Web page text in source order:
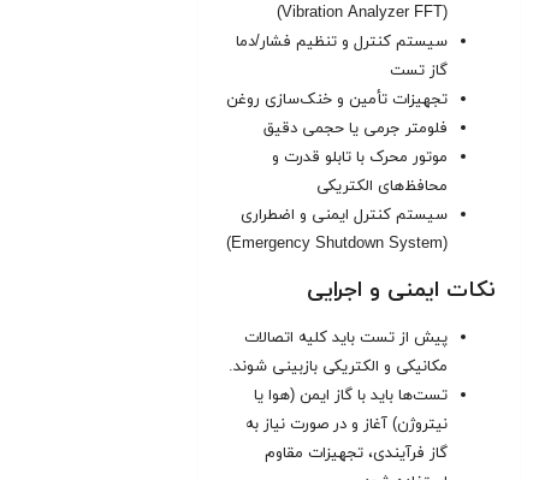
(Vibration Analyzer FFT)
سیستم کنترل و تنظیم فشار/دما
گاز تست
تجهیزات تأمین و خنک‌سازی روغن
فلومتر جرمی یا حجمی دقیق
موتور محرک با تابلو قدرت و
محافظ‌های الکتریکی
سیستم کنترل ایمنی و اضطراری
(Emergency Shutdown System)
نکات ایمنی و اجرایی
پیش از تست باید کلیه اتصالات
مکانیکی و الکتریکی بازبینی شوند.
تست‌ها باید با گاز ایمن (هوا یا
نیتروژن) آغاز و در صورت نیاز به
گاز فرآیندی، تجهیزات مقاوم